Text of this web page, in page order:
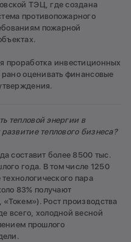
ТЭЦ, где создана
противопожарного
пожарной
проработка инвестиционных
оценивать финансовые
тепловой энергии в
теплового бизнеса?
составит более 8500 тыс.
года. В том числе 1250
пара
83% получают
Рост производства
всего, холодной весной
прошлого